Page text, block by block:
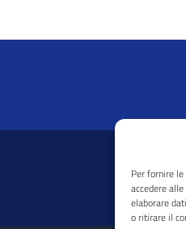
Per fornire
accedere
elaborare
o ritirare il